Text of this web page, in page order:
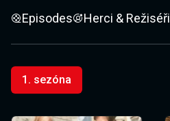
Episodes Herci & Režiséři
1. sezóna